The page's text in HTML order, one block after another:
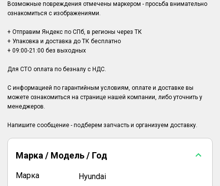
Возможные повреждения отмечены маркером - просьба внимательно
ознакомиться с изображениями.
+ Отправим Яндекс по СПб, в регионы через ТК
+ Упаковка и доставка до ТК бесплатно
+ 09:00-21:00 без выходных
Для СТО оплата по безналу с НДС.
С информацией по гарантийным условиям, оплате и доставке вы
можете ознакомиться на странице нашей компании, либо уточнить у
менеджеров.
Марка / Модель / Год
Марка Hyundai